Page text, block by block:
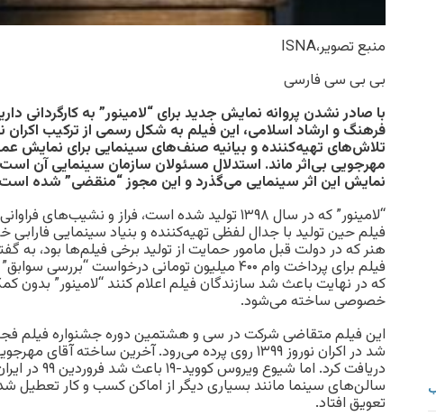
منبع تصویر،ISNA
بی بی سی فارسی
با صادر نشدن پروانه نمایش جدید برای “لامینور” به کارگردانی
تلاش‌های تهیه‌کننده و بیانیه صنف‌های سینمایی برای نمایش
مهرجویی بی‌اثر ماند. استدلال مسئولان سازمان سینمایی آن
نمایش این اثر سینمایی می‌گذرد و این مجوز “منقضی” شده
“لامینور” که در سال ۱۳۹۸ تولید شده است، فراز و
فیلم حین تولید با جدال لفظی تهیه‌کننده و بنیاد سینمایی
هنر که در دولت قبل مامور حمایت از تولید برخی فیلم‌ها بود، به
فیلم برای پرداخت وام ۴۰۰ میلیون تومانی درخواست
که در نهایت باعث شد سازندگان فیلم اعلام کنند “لامینور”
خصوصی ساخته می‌شود.
این فیلم متقاضی شرکت در سی و هشتمین دوره جشنواره فیلم
دریافت کرد. اما
سالن‌های سینما مانند بسیاری دیگر از اماکن کسب و کار تعطیل
تعویق افتاد.